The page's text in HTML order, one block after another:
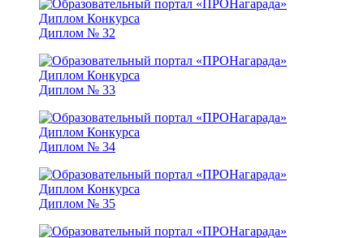
Диплом № 32
Диплом № 33
Диплом № 34
Диплом № 35